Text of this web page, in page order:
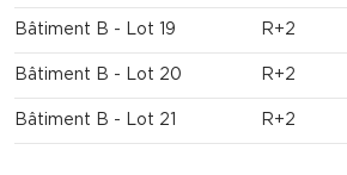
Bâtiment B - Lot 19 R+2
Bâtiment B - Lot 20 R+2
Bâtiment B - Lot 21 R+2